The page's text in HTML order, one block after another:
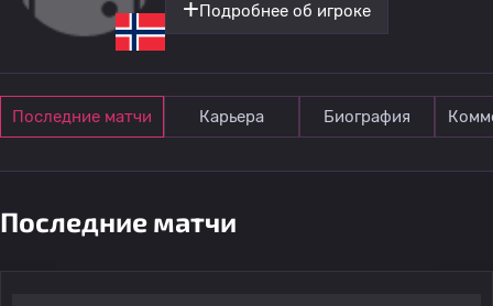
Подробнее об игроке
Последние матчи Карьера Биография
Последние матчи